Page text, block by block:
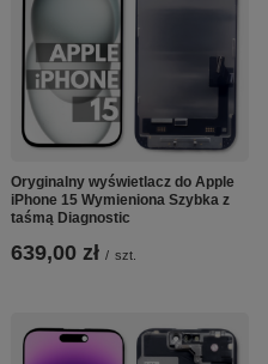
Oryginalny wyświetlacz do Apple
iPhone 15 Wymieniona Szybka z
taśmą Diagnostic
639,00 zł / szt.